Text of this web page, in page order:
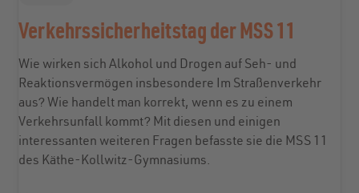
Verkehrssicherheitstag der MSS 11
Wie wirken sich Alkohol und Drogen auf Seh- und
Reaktionsvermögen insbesondere Im Straßenverkehr
aus? Wie handelt man korrekt, wenn es zu einem
Verkehrsunfall kommt? Mit diesen und einigen
interessanten weiteren Fragen befasste sie die MSS 11
des Käthe-Kollwitz-Gymnasiums.